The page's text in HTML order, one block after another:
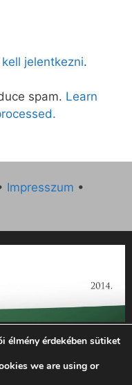
jelentkezni.
spam. Learn
Impresszum •
évi működésének
0121 sz. támogatási
támogatta az
élmény érdekében sütiket
we are using or